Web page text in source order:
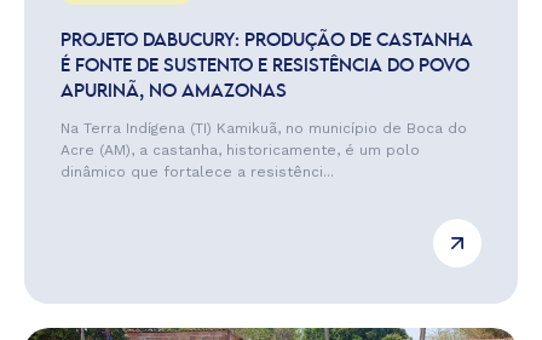
PROJETO DABUCURY: PRODUÇÃO DE CASTANHA
É FONTE DE SUSTENTO E RESISTÊNCIA DO POVO
APURINÃ, NO AMAZONAS
Na Terra Indígena (TI) Kamikuã, no município de Boca do
Acre (AM), a castanha, historicamente, é um polo
dinâmico que fortalece a resistênci...